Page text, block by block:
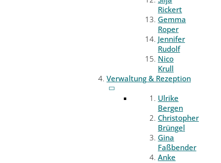
Rickert
Gemma
Roper
Jennifer
Rudolf
Nico
Krull
Verwaltung & Rezeption
Ulrike
Bergen
Christopher
Brüngel
Gina
Faßbender
Anke